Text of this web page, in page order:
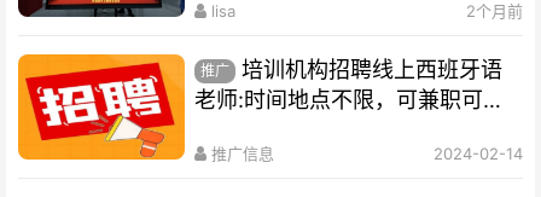
lisa 2个月前
推广
培训机构招聘线上西班牙语
老师:时间地点不限，可兼职可全
推广信息 2024-02-14